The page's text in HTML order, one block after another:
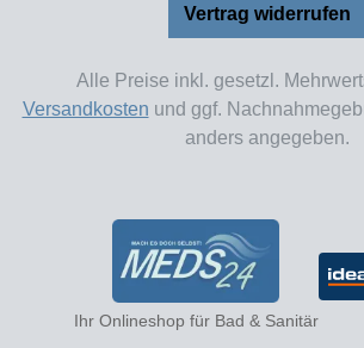
Vertrag widerrufen
Alle Preise inkl. gesetzl.
Versandkosten und ggf.
anders angegeben.
Ihr Onlineshop für Bad & Sanitär